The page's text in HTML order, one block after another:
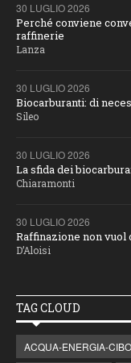
30 LUGLIO 2026
Perché conviene
raffinerie
Lanza
30 LUGLIO 2026
Biocarburanti: di
Sileo
30 LUGLIO 2026
La sfida dei
Chiaramonti
30 LUGLIO 2026
Raffinazione non
D’Aloisi
TAG CLOUD
ACQUA-ENERGIA-CIBO